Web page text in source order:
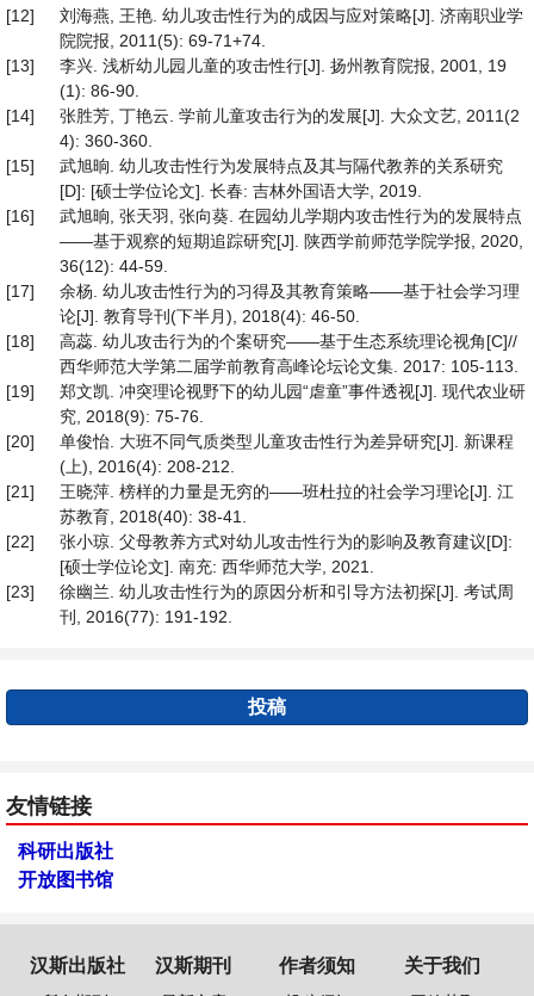
[12]
刘海燕, 王艳. 幼儿攻击性行为的成因与应对策略[J]. 济南职业学
院院报, 2011(5): 69-71+74.
[13]
李兴. 浅析幼儿园儿童的攻击性行[J]. 扬州教育院报, 2001, 19
(1): 86-90.
[14]
张胜芳, 丁艳云. 学前儿童攻击行为的发展[J]. 大众文艺, 2011(2
4): 360-360.
[15]
武旭晌. 幼儿攻击性行为发展特点及其与隔代教养的关系研究
[D]: [硕士学位论文]. 长春: 吉林外国语大学, 2019.
[16]
武旭晌, 张天羽, 张向葵. 在园幼儿学期内攻击性行为的发展特点
——基于观察的短期追踪研究[J]. 陕西学前师范学院学报, 2020,
36(12): 44-59.
[17]
余杨. 幼儿攻击性行为的习得及其教育策略——基于社会学习理
论[J]. 教育导刊(下半月), 2018(4): 46-50.
[18]
高蕊. 幼儿攻击行为的个案研究——基于生态系统理论视角[C]//
西华师范大学第二届学前教育高峰论坛论文集. 2017: 105-113.
[19]
郑文凯. 冲突理论视野下的幼儿园“虐童”事件透视[J]. 现代农业研
究, 2018(9): 75-76.
[20]
单俊怡. 大班不同气质类型儿童攻击性行为差异研究[J]. 新课程
(上), 2016(4): 208-212.
[21]
王晓萍. 榜样的力量是无穷的——班杜拉的社会学习理论[J]. 江
苏教育, 2018(40): 38-41.
[22]
张小琼. 父母教养方式对幼儿攻击性行为的影响及教育建议[D]:
[硕士学位论文]. 南充: 西华师范大学, 2021.
[23]
徐幽兰. 幼儿攻击性行为的原因分析和引导方法初探[J]. 考试周
刊, 2016(77): 191-192.
投稿
友情链接
科研出版社
开放图书馆
汉斯出版社 汉斯期刊 作者须知 关于我们